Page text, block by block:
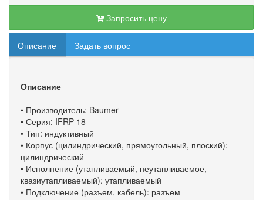
Запросить цену
Описание Задать вопрос
Описание
• Производитель: Baumer
• Серия: IFRP 18
• Тип: индуктивный
• Корпус (цилиндрический, прямоугольный, плоский):
цилиндрический
• Исполнение (утапливаемый, неутапливаемое,
квазиутапливаемый): утапливаемый
• Подключение (разъем, кабель): разъем